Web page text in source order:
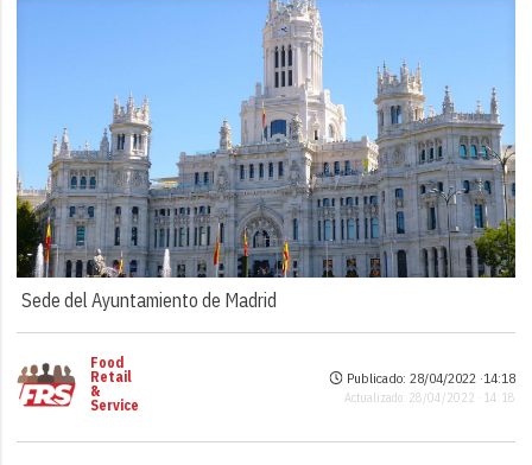
Sede del Ayuntamiento de Madrid
Food
Retail
&
Service
Publicado: 28/04/2022 ·14:18
Actualizado: 28/04/2022 · 14:18